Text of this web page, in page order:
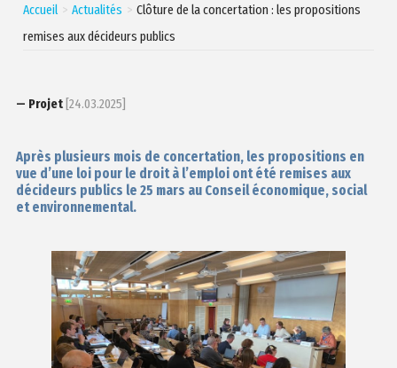
Accueil Actualités
Clôture de la concertation : les propositions
remises aux décideurs publics
— Projet[24.03.2025]
Après plusieurs mois de concertation, les propositions en
vue d’une loi pour le droit à l’emploi ont été remises aux
décideurs publics le 25 mars au Conseil économique, social
et environnemental.